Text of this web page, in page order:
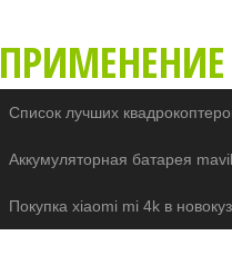
ПРИМЕНЕНИЕ
Список лучших
Аккумуляторная батарея
Покупка xiaomi mi 4k в